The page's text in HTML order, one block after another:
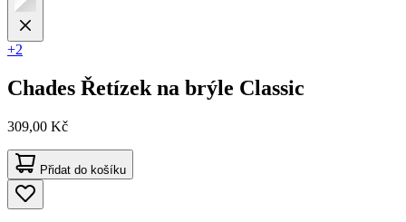
+2
Chades Řetízek na brýle Classic
309,00 Kč
Přidat do košíku